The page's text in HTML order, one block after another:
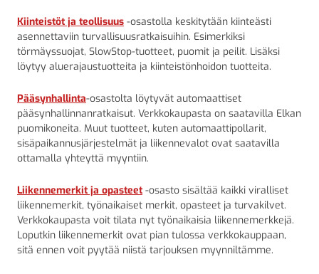
Kiinteistöt ja teollisuus -osastolla keskitytään kiinteästi
asennettaviin turvallisuusratkaisuihin. Esimerkiksi
törmäyssuojat, SlowStop-tuotteet, puomit ja peilit. Lisäksi
löytyy aluerajaustuotteita ja kiinteistönhoidon tuotteita.
Pääsynhallinta-osastolta löytyvät automaattiset
pääsynhallinnanratkaisut. Verkkokaupasta on saatavilla Elkan
puomikoneita. Muut tuotteet, kuten automaattipollarit,
sisäpaikannusjärjestelmät ja liikennevalot ovat saatavilla
ottamalla yhteyttä myyntiin.
Liikennemerkit ja opasteet -osasto sisältää kaikki viralliset
liikennemerkit, työnaikaiset merkit, opasteet ja turvakilvet.
Verkkokaupasta voit tilata nyt työnaikaisia liikennemerkkejä.
Loputkin liikennemerkit ovat pian tulossa verkkokauppaan,
sitä ennen voit pyytää niistä tarjouksen myynniltämme.